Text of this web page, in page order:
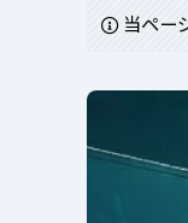
当ペー